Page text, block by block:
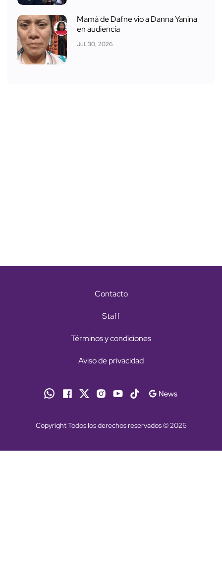
Mamá de Dafne vio a Danna Yanina
en audiencia
Jul. 30, 2026
Contacto
Staff
Términos y condiciones
Aviso de privacidad
Copyright Todos los derechos reservados © 2026